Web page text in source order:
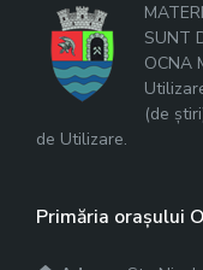
SUNT
OCNA
(de
de Utilizare.
Primăria orașului